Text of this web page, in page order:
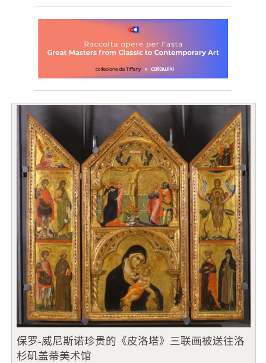
保罗-威尼斯诺珍贵的《皮洛塔》三联画被送往洛
杉矶盖蒂美术馆